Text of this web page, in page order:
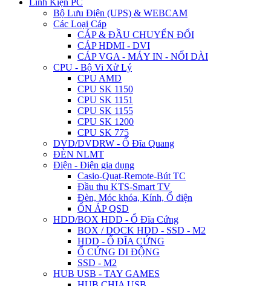
Bộ Lưu Điện (UPS) & WEBCAM
Các Loại Cáp
CÁP & ĐẦU CHUYỂN ĐỔI
CÁP HDMI - DVI
CÁP VGA - MÁY IN - NỐI DÀI
CPU - Bộ Vi Xử Lý
CPU AMD
CPU SK 1150
CPU SK 1151
CPU SK 1155
CPU SK 1200
CPU SK 775
DVD/DVDRW - Ổ Đĩa Quang
ĐÈN NLMT
Điện - Điện gia dụng
Casio-Quạt-Remote-Bút TC
Đầu thu KTS-Smart TV
Đèn, Móc khóa, Kính, Ổ điện
ỔN ÁP QSD
HDD/BOX HDD - Ổ Đĩa Cứng
BOX / DOCK HDD - SSD - M2
HDD - Ổ ĐĨA CỨNG
Ổ CỨNG DI ĐỘNG
SSD - M2
HUB USB - TAY GAMES